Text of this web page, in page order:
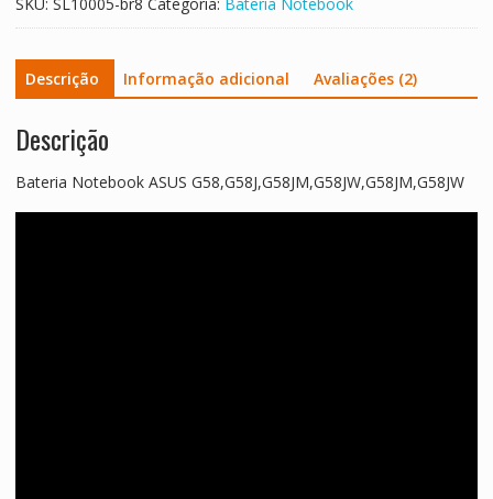
SKU: SL10005-br8 Categoria: Bateria Notebook
Descrição Informação adicional Avaliações (2)
Descrição
Bateria Notebook ASUS G58,G58J,G58JM,G58JW,G58JM,G58JW